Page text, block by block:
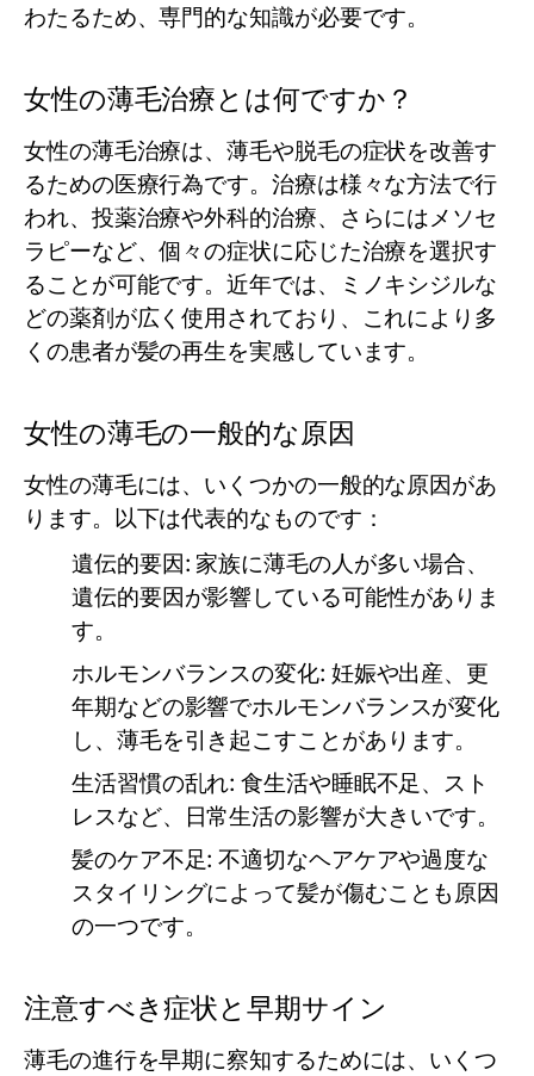
わたるため、専門的な知識が必要です。
女性の薄毛治療とは何ですか？
女性の薄毛治療は、薄毛や脱毛の症状を改善す
るための医療行為です。治療は様々な方法で行
われ、投薬治療や外科的治療、さらにはメソセ
ラピーなど、個々の症状に応じた治療を選択す
ることが可能です。近年では、ミノキシジルな
どの薬剤が広く使用されており、これにより多
くの患者が髪の再生を実感しています。
女性の薄毛の一般的な原因
女性の薄毛には、いくつかの一般的な原因があ
ります。以下は代表的なものです：
遺伝的要因: 家族に薄毛の人が多い場合、
遺伝的要因が影響している可能性がありま
す。
ホルモンバランスの変化: 妊娠や出産、更
年期などの影響でホルモンバランスが変化
し、薄毛を引き起こすことがあります。
生活習慣の乱れ: 食生活や睡眠不足、スト
レスなど、日常生活の影響が大きいです。
髪のケア不足: 不適切なヘアケアや過度な
スタイリングによって髪が傷むことも原因
の一つです。
注意すべき症状と早期サイン
薄毛の進行を早期に察知するためには、いくつ